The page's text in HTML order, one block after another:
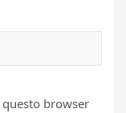
browser